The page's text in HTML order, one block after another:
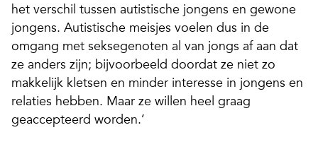
het verschil tussen autistische jongens en gewone
jongens. Autistische meisjes voelen dus in de
omgang met seksegenoten al van jongs af aan dat
ze anders zijn; bijvoorbeeld doordat ze niet zo
makkelijk kletsen en minder interesse in jongens en
relaties hebben. Maar ze willen heel graag
geaccepteerd worden.’